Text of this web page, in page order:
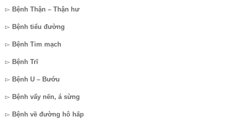
▻ Bệnh Thận – Thận hư
▻ Bệnh tiểu đường
▻ Bệnh Tim mạch
▻ Bệnh Trĩ
▻ Bệnh U – Bướu
▻ Bệnh vẩy nến, á sừng
▻ Bệnh về đường hô hấp